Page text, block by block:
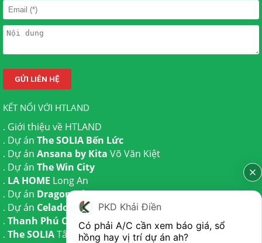
KẾT NỐI VỚI HTLAND
. Giới thiệu về HTLAND
. Dự án The SOLIA Bến Lức
. Dự án Ansana by Kita Võ Văn Kiệt
. Dự án The Win City
. LA HOME Long An
. Dự án Dragon Eden Long An
. Dự án Celadon City
Tân Phú
. Thanh Phú Centre PointBến Lức
. The SOLIATây Ninh | Dự ánThe AGULATrần Anh và Dự
PKD Khải Điền
Có phải A/C cần xem báo giá, sổ
hồng hay vị trí dự án ah?